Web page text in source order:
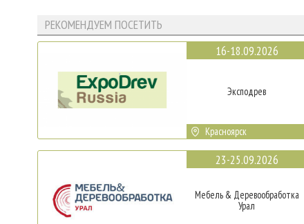
РЕКОМЕНДУЕМ ПОСЕТИТЬ
16-18.09.2026
Эксподрев
Красноярск
23-25.09.2026
Мебель & Деревообработка
Урал